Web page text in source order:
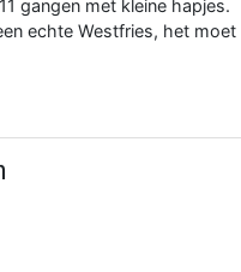
gangen met kleine hapjes.
echte Westfries, het moet